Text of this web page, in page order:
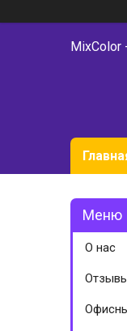
MixColor
О нас